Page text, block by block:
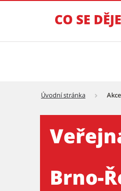
Veřejná
Úvodní stránka Akce
Brno-